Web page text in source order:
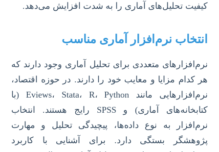
کیفیت تحلیل‌های آماری را به شدت افزایش می‌دهد.
انتخاب نرم‌افزار آماری مناسب
نرم‌افزارهای متعددی برای تحلیل آماری وجود دارند که
هر کدام مزایا و معایب خود را دارند. در حوزه اقتصاد،
نرم‌افزارهایی مانند Eviews، Stata، R، Python (با
کتابخانه‌های آماری) و SPSS رایج هستند. انتخاب
نرم‌افزار به نوع داده‌ها، پیچیدگی تحلیل و مهارت
پژوهشگر بستگی دارد. برای آشنایی با کاربرد